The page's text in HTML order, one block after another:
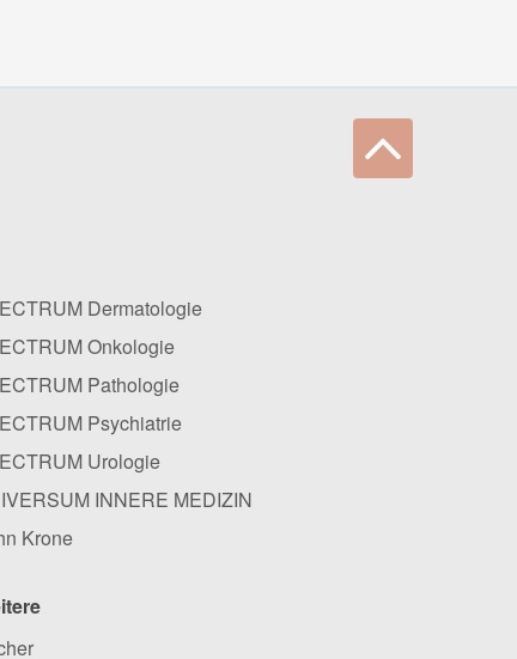
Dermatologie
Onkologie
Pathologie
Psychiatrie
Urologie
INNERE MEDIZIN
Krone